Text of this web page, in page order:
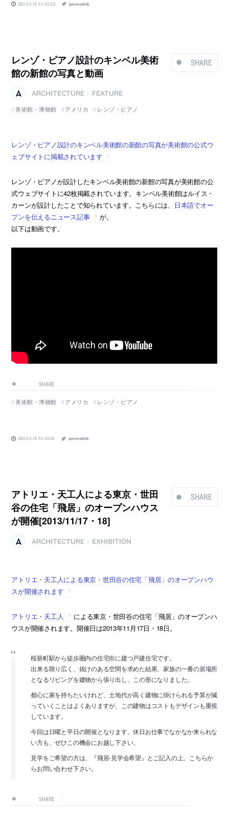
2013.11.15 Fri 10:23 permalink
SHARE
レンゾ・ピアノ設計のキンベル美術
館の新館の写真と動画
ARCHITECTURE
FEATURE
美術館・博物館
アメリカ レンゾ・ピアノ
レンゾ・ピアノ設計のキンベル美術館の新館の写真が美術館の公式ウ
ェブサイトに掲載されています
レンゾ・ピアノが設計したキンベル美術館の新館の写真が美術館の公
式ウェブサイトに42枚掲載されています。キンベル美術館はルイス・
カーンが設計したことで知られています。こちらには、
日本語でオー
プンを伝えるニュース記事
が。
以下は動画です。
SHARE
美術館・博物館 アメリカ レンゾ・ピアノ
2013.11.15 Fri 10:16 permalink
SHARE
アトリエ・天工人による東京・世田
谷の住宅「飛居」のオープンハウス
が開催[2013/11/17・18]
ARCHITECTURE EXHIBITION
アトリエ・天工人による東京・世田谷の住宅「飛居」のオープンハウ
スが開催されます
アトリエ・天工人
による東京・世田谷の住宅「飛居」のオープンハ
ウスが開催されます。開催日は2013年11月17日・18日。
桜新町駅から徒歩圏内の住宅街に建つ戸建住宅です。
出来る限り広く、抜けのある空間を求めた結果、家族の一番の居場所
となるリビングを建物から張り出し、この形になりました。
都心に家を持ちたいけれど、土地代が高く建物に掛けられる予算が減
っていくことはよくありますが、この建物はコストもデザインも重視
しています。
今回は日曜と平日の開催となります。休日お仕事でなかなか来られな
い方も、ぜひこの機会にお越し下さい。
見学をご希望の方は、『飛居-見学会希望』とご記入の上、こちらか
らお問い合わせ下さい。
SHARE